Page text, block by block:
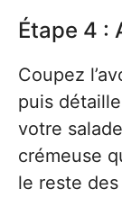
Étape 4 :
Coupez
puis
votre
crémeuse
le reste